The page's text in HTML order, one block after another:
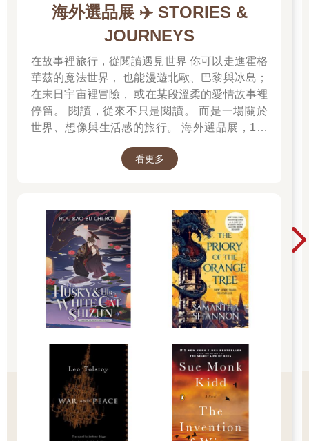
海外選品展 ✈️ STORIES &
JOURNEYS
在故事裡旅行，從閱讀遇見世界 你可以走進霍格
華茲的魔法世界， 也能漫遊北歐、巴黎與冰島；
在末日宇宙裡冒險， 或在某段溫柔的愛情故事裡
停留。 閱讀，從來不只是閱讀。 而是一場關於
世界、想像與生活感的旅行。 海外選品展，1折
看更多